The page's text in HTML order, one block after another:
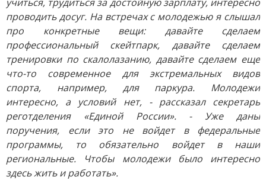
проводить досуг. На встречах с молодежью я слышал
про конкретные вещи: давайте сделаем
профессиональный скейтпарк, давайте сделаем
тренировки по скалолазанию, давайте сделаем еще
что-то современное для экстремальных видов
спорта, например, для паркура. Молодежи
интересно, а условий нет, - рассказал секретарь
реготделения «Единой России». - Уже даны
поручения, если это не войдет в федеральные
программы, то обязательно войдет в наши
региональные. Чтобы молодежи было интересно
здесь жить и работать».